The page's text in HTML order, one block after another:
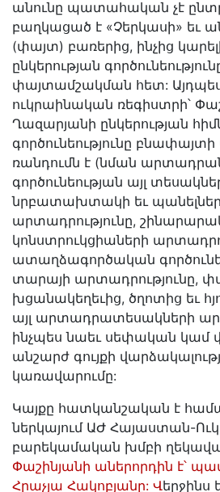
անունը պատահական չէ
բաղկացած է «Չերկասի» եւ
(փայտ) բառերից, ինչից
ընկերության
փայտամշակման հետ:
ուկրաինական ռեգիստրի՝
Ղազարյանի ընկերության
գործունեությունը բնափայտի
ռանդումն է (նման
գործունեության այլ
նրբատախտակի եւ
արտադրությունը,
կոնստրուկցիաների
ատաղձագործական
տարայի արտադրությունը,
խցանակեղեւից, ծղոտից եւ
այլ արտադրատեսակների
ինչպես նաեւ սեփական կամ
անշարժ գույքի
կառավարումը:
Կայքը հատկանշական է
ներկայում ԱԺ Հայաստան-
բարեկամական խմբի
Փաշինյանի աներորդին է՝
Հրաչյա Հակոբյանը: Վերջինս